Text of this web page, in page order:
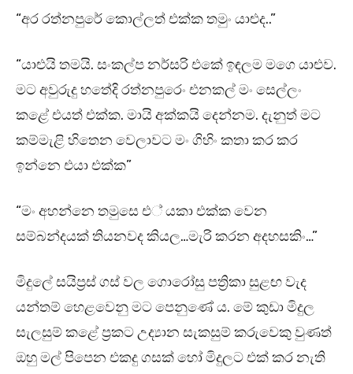
“අර රත්නපුරේ කොල්ලත් එක්ක තමුං යාළුද..”
“යාළුයි තමයි. සංකල්ප නර්සරි එකේ ඉඳලම මගෙ යාළුව.
මට අවුරුදු හතේදි රත්නපුරෙං එනකල් මං සෙල්ලං
කළේ එයත් එක්ක. මායි අක්කයි දෙන්නම. දැනුත් මට
කම්මැළි හිතෙන වෙලාවට මං ගිහිං කතා කර කර
ඉන්නෙ එයා එක්ක”
“මං අහන්නෙ තමුසෙ එ් යකා එක්ක වෙන
සම්බන්දයක් තියනවද කියල…මැරි කරන අදහසකිං…”
මිදුලේ සයිප්‍රස් ගස් වල ගොරෝසු පත්‍රිකා සුළඟ වැද
යන්තම් හෙළවෙනු මට පෙනුණේ ය. මේ කුඩා මිදුල
සැලසුම් කළේ ප්‍රකට උද්‍යාන සැකසුම් කරුවෙකු වුණත්
ඔහු මල් පිපෙන එකදු ගසක් හෝ මිදුලට එක් කර නැති